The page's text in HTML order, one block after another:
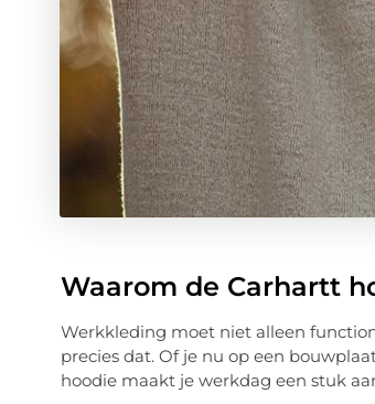
Waarom de Carhartt
Werkkleding moet niet alleen
precies dat. Of je nu op een
hoodie maakt je werkdag een stuk